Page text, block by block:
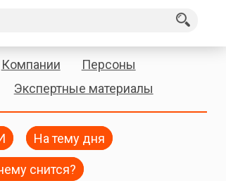
Компании
Персоны
Экспертные материалы
На тему дня
снится?